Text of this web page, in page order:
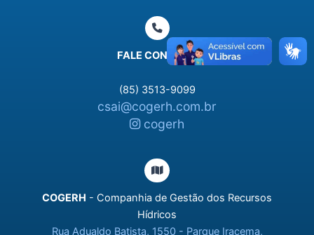
FALE CONOSCO
(85) 3513-9099
csai@cogerh.com.br
cogerh
COGERH - Companhia de Gestão dos Recursos
Hídricos
Rua Adualdo Batista, 1550 - Parque Iracema,